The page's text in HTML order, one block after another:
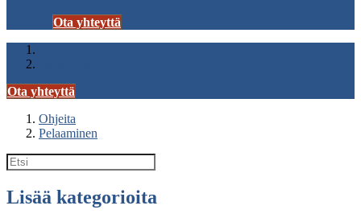
Ota yhteyttä
Ota yhteyttä
Ohjeita
Pelaaminen
Lisää kategorioita